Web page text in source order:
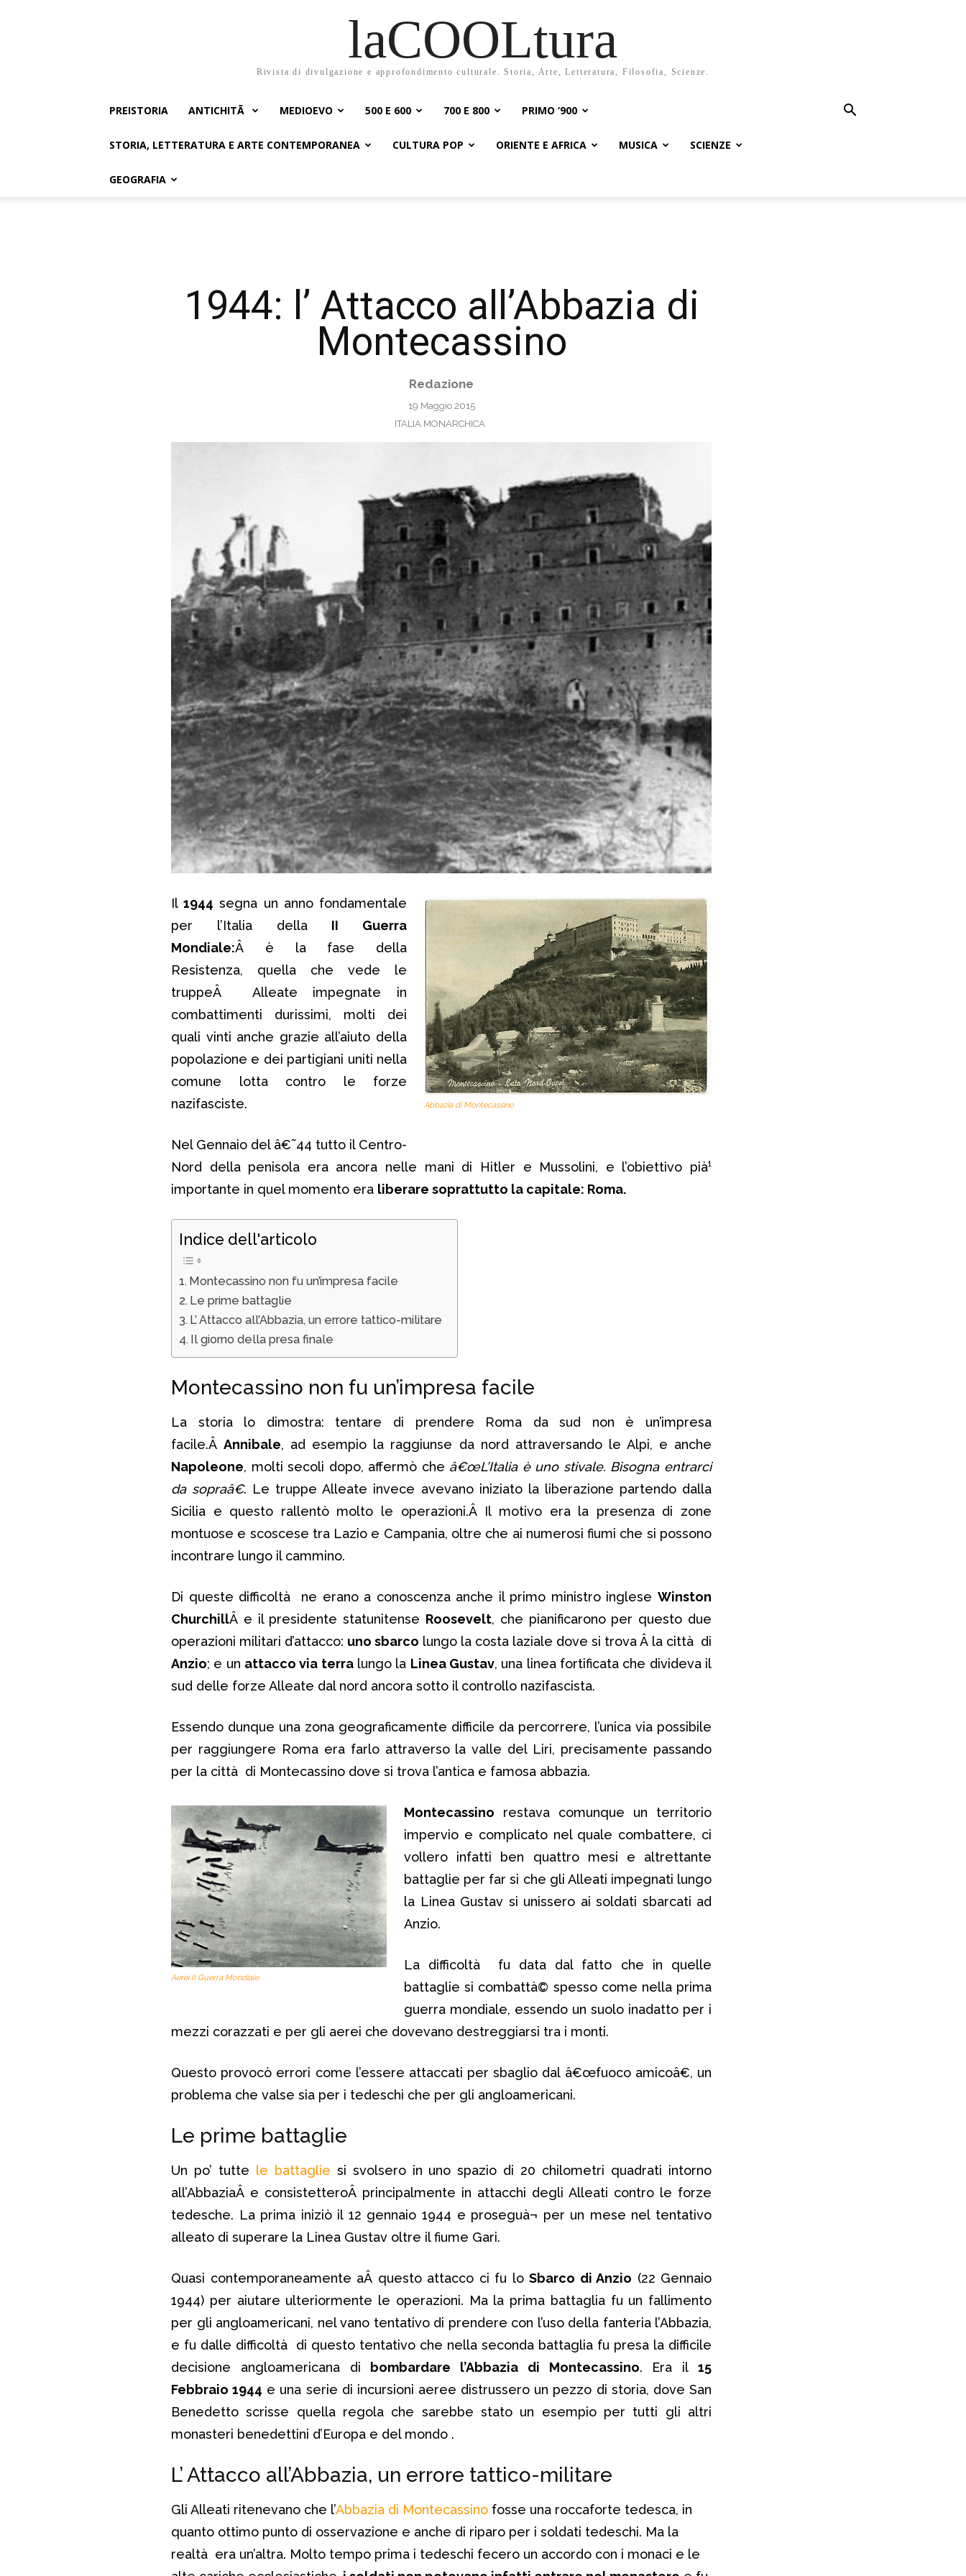
laCOOLtura
Rivista di divulgazione e approfondimento culturale. Storia, Arte, Letteratura, Filosofia, Scienze.
PREISTORIA ANTICHITÃ MEDIOEVO 500 E 600 700 E 800 PRIMO ‘900
STORIA, LETTERATURA E ARTE CONTEMPORANEA CULTURA POP ORIENTE E AFRICA MUSICA SCIENZE
GEOGRAFIA
1944: l’ Attacco all’Abbazia di
Montecassino
Redazione
19 Maggio 2015
ITALIA MONARCHICA
Abbazia di Montecassino
Il1944 segna un anno fondamentale
per l’Italia della II Guerra
Mondiale:Â è la fase della
Resistenza, quella che vede le
truppeÂ Alleate impegnate in
combattimenti durissimi, molti dei
quali vinti anche grazie all’aiuto della
popolazione e dei partigiani uniti nella
comune lotta contro le forze
nazifasciste.
Nel Gennaio del â€˜44 tutto il Centro-
Nord della penisola era ancora nelle mani di Hitler e Mussolini, e l’obiettivo pià¹
importante in quel momento era liberare soprattutto la capitale: Roma.
Indice dell'articolo
Montecassino non fu un’impresa facile
Le prime battaglie
L’ Attacco all’Abbazia, un errore tattico-militare
Il giorno della presa finale
Montecassino non fu un’impresa facile
La storia lo dimostra: tentare di prendere Roma da sud non è un’impresa
facile.ÂAnnibale, ad esempio la raggiunse da nord attraversando le Alpi, e anche
Napoleone, molti secoli dopo, affermò che â€œL’Italia è uno stivale. Bisogna entrarci
da sopraâ€. Le truppe Alleate invece avevano iniziato la liberazione partendo dalla
Sicilia e questo rallentò molto le operazioni.Â Il motivo era la presenza di zone
montuose e scoscese tra Lazio e Campania, oltre che ai numerosi fiumi che si possono
incontrare lungo il cammino.
Di queste difficoltà ne erano a conoscenza anche il primo ministro inglese Winston
ChurchillÂ e il presidente statunitense Roosevelt, che pianificarono per questo due
operazioni militari d’attacco: uno sbarco lungo la costa laziale dove si trova Â la città di
Anzio; e un attacco via terralungo la Linea Gustav, una linea fortificata che divideva il
sud delle forze Alleate dal nord ancora sotto il controllo nazifascista.
Essendo dunque una zona geograficamente difficile da percorrere, l’unica via possibile
per raggiungere Roma era farlo attraverso la valle del Liri, precisamente passando
per la città di Montecassino dove si trova l’antica e famosa abbazia.
Aerei II Guerra Mondiale
Montecassino restava comunque un territorio
impervio e complicato nel quale combattere, ci
vollero infatti ben quattro mesi e altrettante
battaglie per far si che gli Alleati impegnati lungo
la Linea Gustav si unissero ai soldati sbarcati ad
Anzio.
La difficoltà fu data dal fatto che in quelle
battaglie si combattà© spesso come nella prima
guerra mondiale, essendo un suolo inadatto per i
mezzi corazzati e per gli aerei che dovevano destreggiarsi tra i monti.
Questo provocò errori come l’essere attaccati per sbaglio dal â€œfuoco amicoâ€, un
problema che valse sia per i tedeschi che per gli angloamericani.
Le prime battaglie
Un po’ tutte le battaglie si svolsero in uno spazio di 20 chilometri quadrati intorno
all’AbbaziaÂ e consistetteroÂ principalmente in attacchi degli Alleati contro le forze
tedesche. La prima iniziò il 12 gennaio 1944 e proseguà¬ per un mese nel tentativo
alleato di superare la Linea Gustav oltre il fiume Gari.
Quasi contemporaneamente aÂ questo attacco ci fu lo Sbarco di Anzio (22 Gennaio
1944) per aiutare ulteriormente le operazioni. Ma la prima battaglia fu un fallimento
per gli angloamericani, nel vano tentativo di prendere con l’uso della fanteria l’Abbazia,
e fu dalle difficoltà di questo tentativo che nella seconda battaglia fu presa la difficile
decisione angloamericana di bombardare l’Abbazia di Montecassino. Era il15
Febbraio 1944 e una serie di incursioni aeree distrussero un pezzo di storia, dove San
Benedetto scrisse quella regola che sarebbe stato un esempio per tutti gli altri
monasteri benedettini d’Europa e del mondo .
L’ Attacco all’Abbazia, un errore tattico-militare
Gli Alleati ritenevano che l’Abbazia di Montecassino fosse una roccaforte tedesca, in
quanto ottimo punto di osservazione e anche di riparo per i soldati tedeschi. Ma la
realtà era un’altra. Molto tempo prima i tedeschi fecero un accordo con i monaci e le